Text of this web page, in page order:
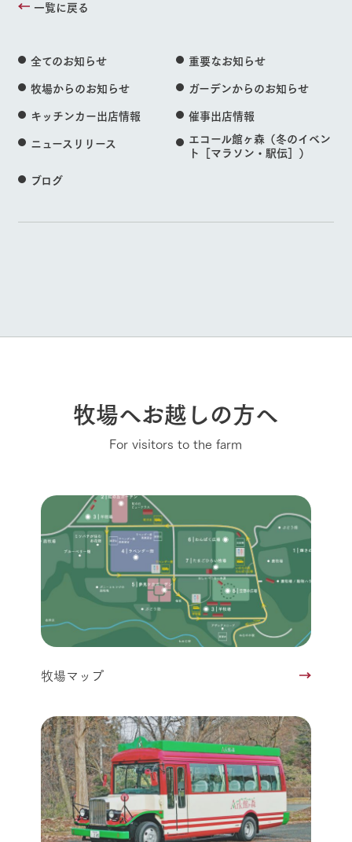
一覧に戻る
全てのお知らせ
重要なお知らせ
牧場からのお知らせ
ガーデンからのお知らせ
キッチンカー出店情報
催事出店情報
ニュースリリース
エコール館ヶ森（冬のイベン
ト［マラソン・駅伝］）
ブログ
牧場へお越しの方へ
For visitors to the farm
牧場マップ